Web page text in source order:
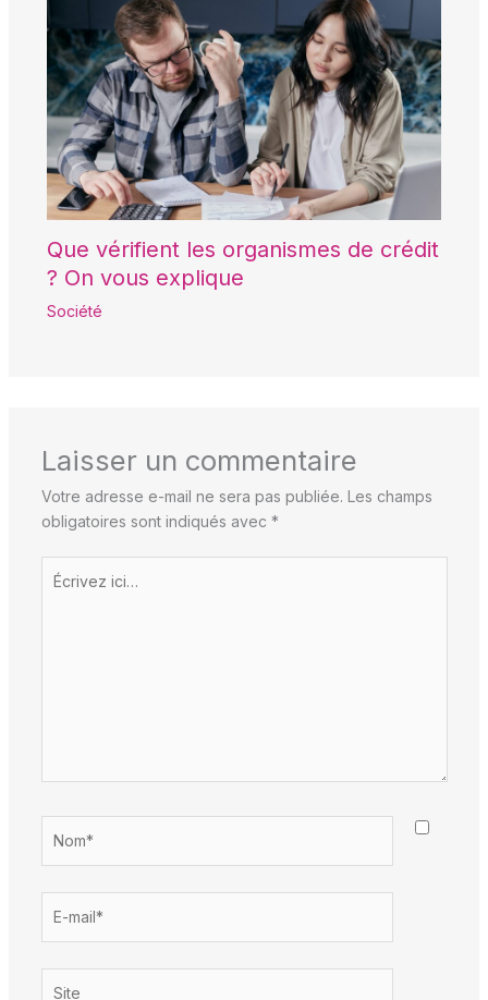
Que vérifient les organismes de crédit
? On vous explique
Société
Laisser un commentaire
Votre adresse e-mail ne sera pas publiée. Les champs
obligatoires sont indiqués avec *
Écrivez
ici…
mail*